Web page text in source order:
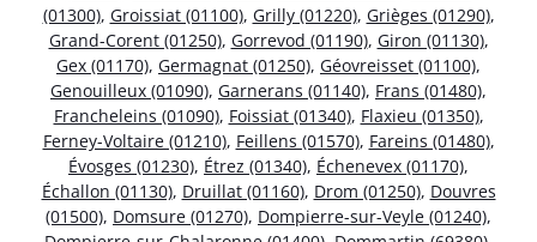
(01300), Groissiat (01100), Grilly (01220), Grièges (01290),
Grand-Corent (01250), Gorrevod (01190), Giron (01130),
Gex (01170), Germagnat (01250), Géovreisset (01100),
Genouilleux (01090), Garnerans (01140), Frans (01480),
Francheleins (01090), Foissiat (01340), Flaxieu (01350),
Ferney-Voltaire (01210), Feillens (01570), Fareins (01480),
Évosges (01230), Étrez (01340), Échenevex (01170),
Échallon (01130), Druillat (01160), Drom (01250), Douvres
(01500), Domsure (01270), Dompierre-sur-Veyle (01240),